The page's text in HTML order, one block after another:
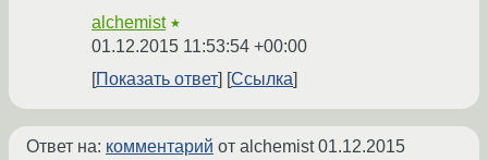
alchemist ★
01.12.2015 11:53:54 +00:00
Показать ответ
Ссылка
Ответ на: комментарий от alchemist01.12.2015